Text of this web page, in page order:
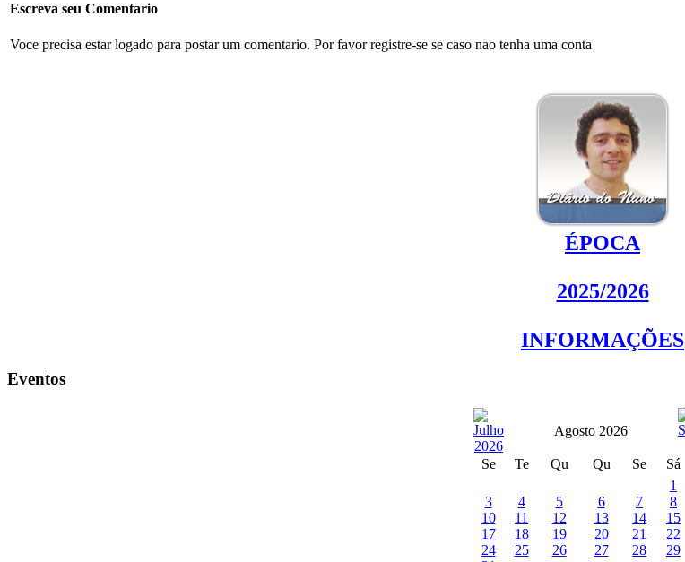
Escreva seu Comentario
Voce precisa estar logado para postar um comentario. Por favor registre-se se caso nao tenha uma conta
ÉPOCA
2025/2026
INFORMAÇÕES
Eventos
Agosto 2026
Se Te Qu Qu Se Sá
1
3
4 5 6 7 8
10
11 12 13 14 15
17
18 19 20 21 22
24
25 26 27 28 29